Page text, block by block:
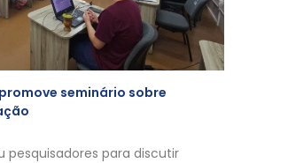
promove seminário sobre
pesquisadores para discutir